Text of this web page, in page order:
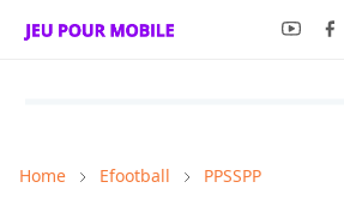
Home Efootball PPSSPP